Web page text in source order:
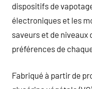
dispositifs de
électroniques et les
saveurs et de niveaux
préférences de
Fabriqué à partir de